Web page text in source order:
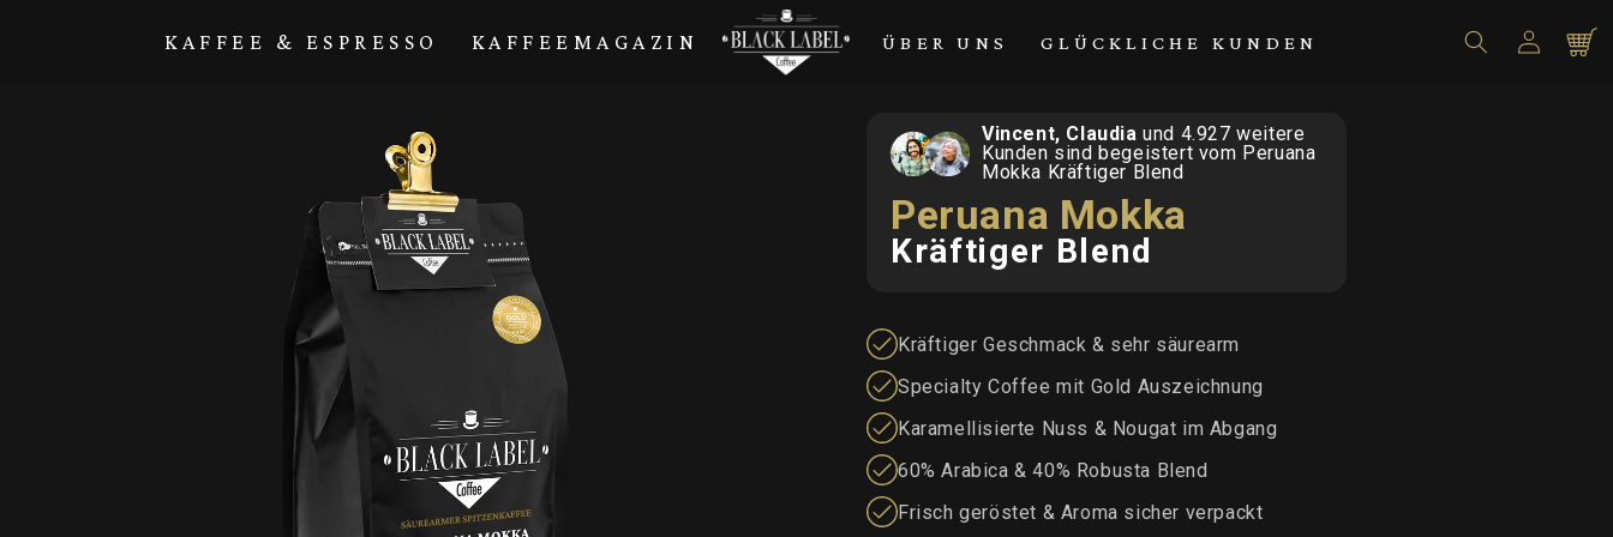
KAFFEE & ESPRESSO KAFFEEMAGAZIN ÜBER UNS GLÜCKLICHE KUNDEN Einloggen
Vincent, Claudiaund 4.927 weitere
Kunden sind begeistert vom Peruana
Mokka Kräftiger Blend
Peruana Mokka
Kräftiger Blend
Kräftiger Geschmack & sehr säurearm
Specialty Coffee mit Gold Auszeichnung
Karamellisierte Nuss & Nougat im Abgang
60% Arabica & 40% Robusta Blend
Frisch geröstet & Aroma sicher verpackt